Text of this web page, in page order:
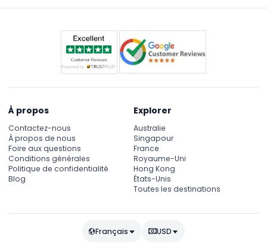
À propos
Contactez-nous
À propos de nous
Foire aux questions
Conditions générales
Politique de confidentialité
Blog
Explorer
Australie
Singapour
France
Royaume-Uni
Hong Kong
États-Unis
Toutes les destinations
Français USD